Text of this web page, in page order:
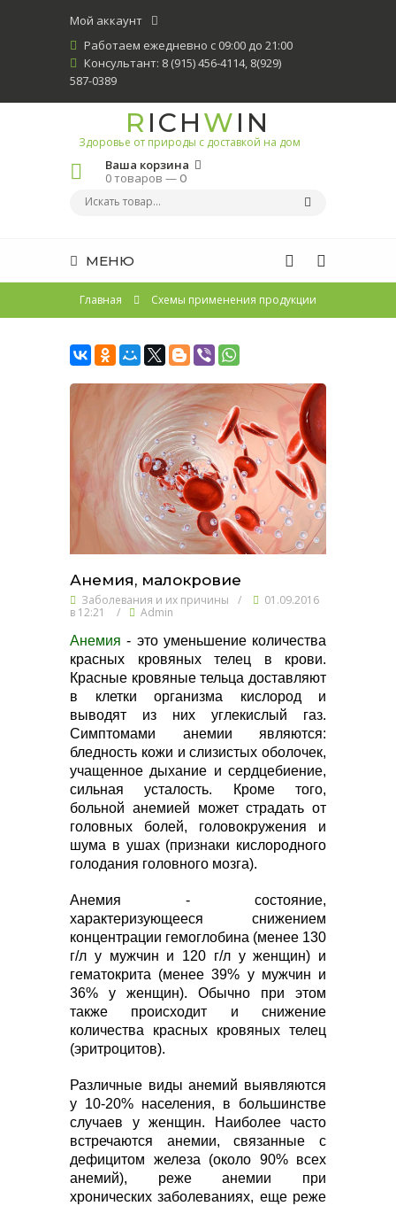
Мой аккаунт
Работаем ежедневно с 09:00 до 21:00
Консультант: 8 (915) 456-4114, 8(929)
587-0389
R ICHWIN
Здоровье от природы с доставкой на дом
Ваша корзина
0 товаров —0
МЕНЮ
Главная Схемы применения продукции
Анемия, малокровие
Заболевания и их причины /
01.09.2016
в 12:21
/
Admin
Анемия - это уменьшение количества
красных кровяных телец в крови.
Красные кровяные тельца доставляют
в клетки организма кислород и
выводят из них углекислый газ.
Симптомами анемии являются:
бледность кожи и слизистых оболочек,
учащенное дыхание и сердцебиение,
сильная усталость. Кроме того,
больной анемией может страдать от
головных болей, головокружения и
шума в ушах (признаки кислородного
голодания головного мозга).
Анемия - состояние,
характеризующееся снижением
концентрации гемоглобина (менее 130
г/л у мужчин и 120 г/л у женщин) и
гематокрита (менее 39% у мужчин и
36% у женщин). Обычно при этом
также происходит и снижение
количества красных кровяных телец
(эритроцитов).
Различные виды анемий выявляются
у 10-20% населения, в большинстве
случаев у женщин. Наиболее часто
встречаются анемии, связанные с
дефицитом железа (около 90% всех
анемий), реже анемии при
хронических заболеваниях, еще реже